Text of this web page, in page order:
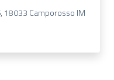
18033 Camporosso IM